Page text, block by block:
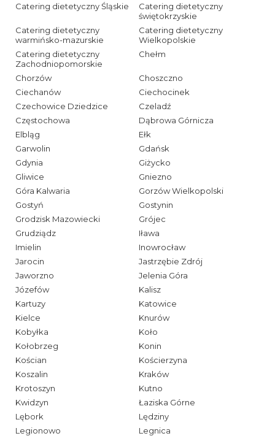
Catering dietetyczny Śląskie
Catering dietetyczny
świętokrzyskie
Catering dietetyczny
warmińsko-mazurskie
Catering dietetyczny
Wielkopolskie
Catering dietetyczny
Zachodniopomorskie
Chełm
Chorzów
Choszczno
Ciechanów
Ciechocinek
Czechowice Dziedzice
Czeladź
Częstochowa
Dąbrowa Górnicza
Elbląg
Ełk
Garwolin
Gdańsk
Gdynia
Giżycko
Gliwice
Gniezno
Góra Kalwaria
Gorzów Wielkopolski
Gostyń
Gostynin
Grodzisk Mazowiecki
Grójec
Grudziądz
Iława
Imielin
Inowrocław
Jarocin
Jastrzębie Zdrój
Jaworzno
Jelenia Góra
Józefów
Kalisz
Kartuzy
Katowice
Kielce
Knurów
Kobyłka
Koło
Kołobrzeg
Konin
Kościan
Kościerzyna
Koszalin
Kraków
Krotoszyn
Kutno
Kwidzyn
Łaziska Górne
Lębork
Lędziny
Legionowo
Legnica